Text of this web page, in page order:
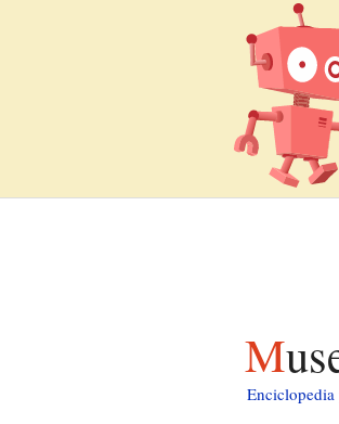
Enciclopedia